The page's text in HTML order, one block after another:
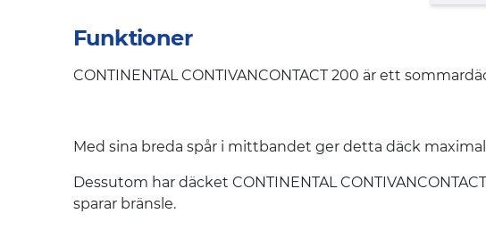
Funktioner
CONTINENTAL CONTIVANCONTACT 200 är ett
Med sina breda spår i mittbandet ger detta däck
Dessutom har däcket CONTINENTAL
sparar bränsle.